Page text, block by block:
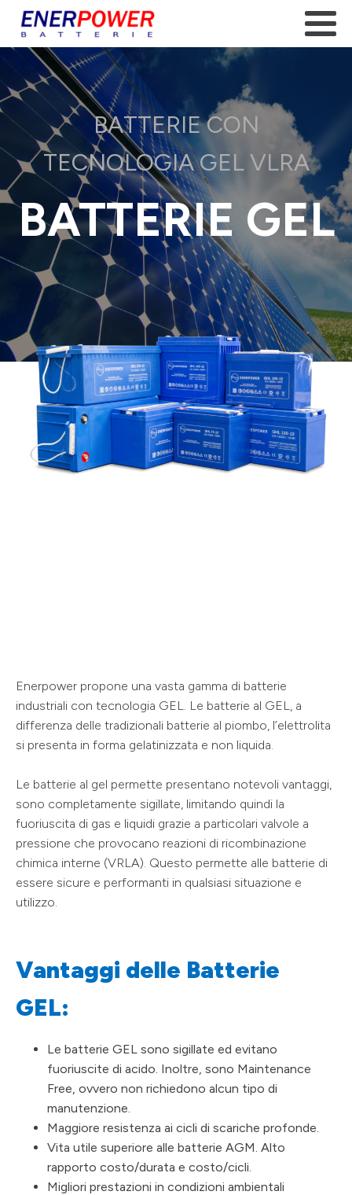
BATTERIE CON
TECNOLOGIA GEL VLRA
BATTERIE GEL
Enerpower propone una vasta gamma di batterie
industriali con tecnologia GEL. Le batterie al GEL, a
differenza delle tradizionali batterie al piombo, l’elettrolita
si presenta in forma gelatinizzata e non liquida.
Le batterie al gel permette presentano notevoli vantaggi,
sono completamente sigillate, limitando quindi la
fuoriuscita di gas e liquidi grazie a particolari valvole a
pressione che provocano reazioni di ricombinazione
chimica interne (VRLA). Questo permette alle batterie di
essere sicure e performanti in qualsiasi situazione e
utilizzo.
Vantaggi delle Batterie
GEL:
Le batterie GEL sono sigillate ed evitano
fuoriuscite di acido. Inoltre, sono Maintenance
Free, ovvero non richiedono alcun tipo di
manutenzione.
Maggiore resistenza ai cicli di scariche profonde.
Vita utile superiore alle batterie AGM. Alto
rapporto costo/durata e costo/cicli.
Migliori prestazioni in condizioni ambientali